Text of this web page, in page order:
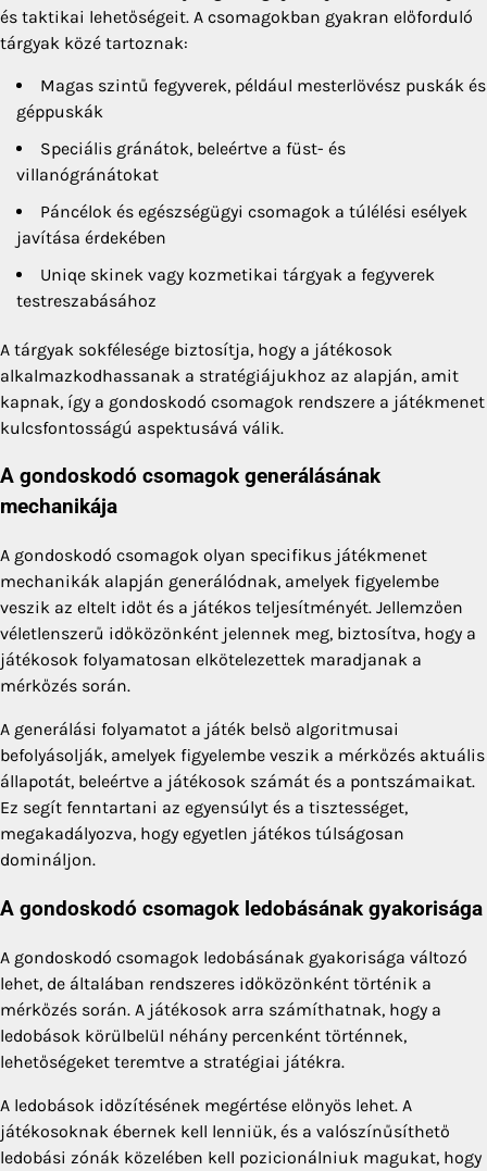
és taktikai lehetőségeit. A csomagokban gyakran előforduló
tárgyak közé tartoznak:
Magas szintű fegyverek, például mesterlövész puskák és
géppuskák
Speciális gránátok, beleértve a füst- és
villanógránátokat
Páncélok és egészségügyi csomagok a túlélési esélyek
javítása érdekében
Uniqe skinek vagy kozmetikai tárgyak a fegyverek
testreszabásához
A tárgyak sokfélesége biztosítja, hogy a játékosok
alkalmazkodhassanak a stratégiájukhoz az alapján, amit
kapnak, így a gondoskodó csomagok rendszere a játékmenet
kulcsfontosságú aspektusává válik.
A gondoskodó csomagok generálásának
mechanikája
A gondoskodó csomagok olyan specifikus játékmenet
mechanikák alapján generálódnak, amelyek figyelembe
veszik az eltelt időt és a játékos teljesítményét. Jellemzően
véletlenszerű időközönként jelennek meg, biztosítva, hogy a
játékosok folyamatosan elkötelezettek maradjanak a
mérkőzés során.
A generálási folyamatot a játék belső algoritmusai
befolyásolják, amelyek figyelembe veszik a mérkőzés aktuális
állapotát, beleértve a játékosok számát és a pontszámaikat.
Ez segít fenntartani az egyensúlyt és a tisztességet,
megakadályozva, hogy egyetlen játékos túlságosan
domináljon.
A gondoskodó csomagok ledobásának gyakorisága
A gondoskodó csomagok ledobásának gyakorisága változó
lehet, de általában rendszeres időközönként történik a
mérkőzés során. A játékosok arra számíthatnak, hogy a
ledobások körülbelül néhány percenként történnek,
lehetőségeket teremtve a stratégiai játékra.
A ledobások időzítésének megértése előnyös lehet. A
játékosoknak ébernek kell lenniük, és a valószínűsíthető
ledobási zónák közelében kell pozicionálniuk magukat, hogy